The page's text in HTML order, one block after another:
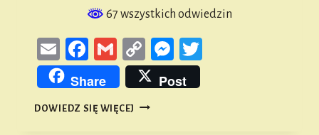
67 wszystkich odwiedzin
EmailFacebook
GmailCopy
Link
Messenger
Share Post
DOWIEDZ SIĘ WIĘCEJ ŚWIĘTOJAŃSKI